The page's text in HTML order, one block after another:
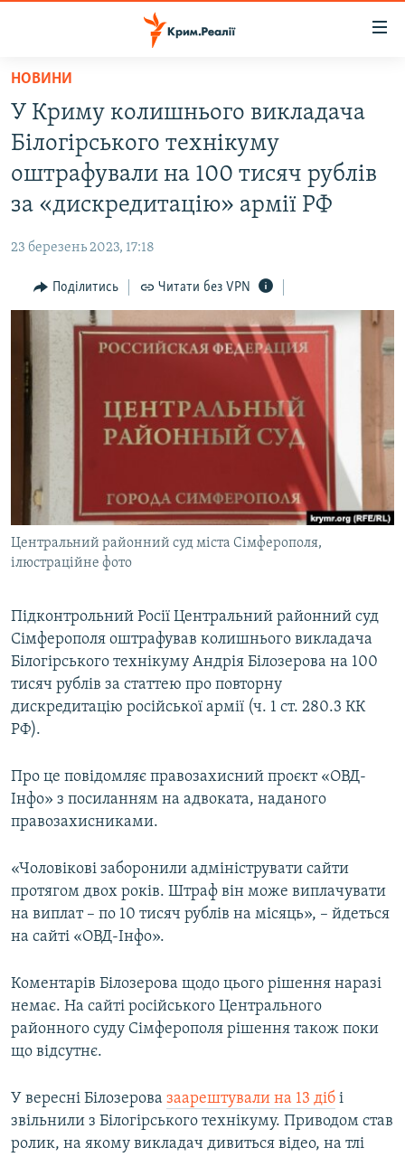
Перейти
основного
матеріалу
до
основної
Перейти
пошуку
ВОДА.КРИМ
ВІДЕО ТА ФОТО
ПОГЛЯД
ІНТЕРВ'Ю
ВСЕ ЗА ДЕНЬ
СПЕЦПРОЕКТИ
ВІДЕОУРОКИ «ELIFBE»
УКРАЇНСЬКА ПРОБЛЕМА КРИМУ
ІНФОГРАФІКА
ЯК ОБІЙТИ БЛОКУВАННЯ
ДОЛУЧАЙСЯ!
НОВИНИ
У Криму колишнього викладача
Білогірського технікуму
оштрафували на 100 тисяч рублів
за «дискредитацію» армії РФ
23 березень 2023, 17:18
Поділитись Читати без VPN
Центральний районний суд міста Сімферополя,
ілюстраційне фото
Підконтрольний Росії Центральний районний суд
Сімферополя оштрафував колишнього викладача
Білогірського технікуму Андрія Білозерова на 100
тисяч рублів за статтею про повторну
дискредитацію російської армії (ч. 1 ст. 280.3 КК
РФ).
Про це повідомляє правозахисний проєкт «ОВД-
Інфо» з посиланням на адвоката, наданого
правозахисниками.
«Чоловікові заборонили адмініструвати сайти
протягом двох років. Штраф він може виплачувати
на виплат – по 10 тисяч рублів на місяць», – йдеться
на сайті «ОВД-Інфо».
Коментарів Білозерова щодо цього рішення наразі
немає. На сайті російського Центрального
районного суду Сімферополя рішення також поки
що відсутнє.
У вересні Білозерова заарештували на 13 діб і
звільнили з Білогірського технікуму. Приводом став
ролик, на якому викладач дивиться відео, на тлі